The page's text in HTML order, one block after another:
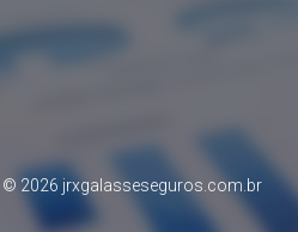
© 2026 jrxgalasseseguros.com.br